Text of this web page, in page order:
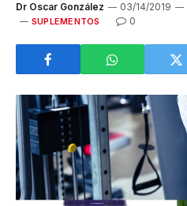
Dr Oscar González 03/14/2019
SUPLEMENTOS 0